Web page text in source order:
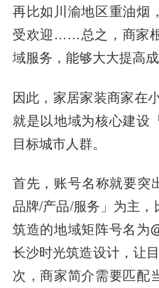
再比如川渝地区重油烟
受欢迎……总之，商家
域服务，能够大大提高成
因此，家居家装商家在
就是以地域为核心建设
目标城市人群。
首先，账号名称就要突
品牌/产品/服务」为主
筑造的地域矩阵号名为
长沙时光筑造设计，让
次，商家简介需要匹配